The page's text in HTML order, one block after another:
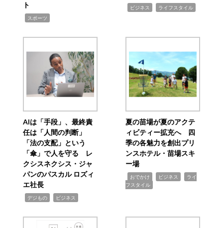
ト
スポーツ
ビジネス ライフスタイル
AIは「手段」、最終責
任は「人間の判断」
「法の支配」という
「傘」で人を守る レ
クシスネクシス・ジャ
パンのパスカル ロズィ
エ社長
デジもの ビジネス
夏の苗場が夏のアクテ
ィビティー拡充へ 四
季の各魅力を創出プリ
ンスホテル・苗場スキ
ー場
おでかけ ビジネス
ライ
フスタイル